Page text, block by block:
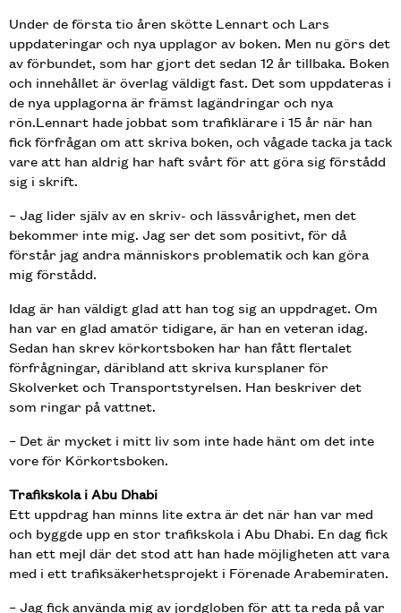
Under de första tio åren skötte Lennart och Lars
uppdateringar och nya upplagor av boken. Men nu görs det
av förbundet, som har gjort det sedan 12 år tillbaka. Boken
och innehållet är överlag väldigt fast. Det som uppdateras i
de nya upplagorna är främst lagändringar och nya
rön.Lennart hade jobbat som trafiklärare i 15 år när han
fick förfrågan om att skriva boken, och vågade tacka ja tack
vare att han aldrig har haft svårt för att göra sig förstådd
sig i skrift.
– Jag lider själv av en skriv- och lässvårighet, men det
bekommer inte mig. Jag ser det som positivt, för då
förstår jag andra människors problematik och kan göra
mig förstådd.
Idag är han väldigt glad att han tog sig an uppdraget. Om
han var en glad amatör tidigare, är han en veteran idag.
Sedan han skrev körkortsboken har han fått flertalet
förfrågningar, däribland att skriva kursplaner för
Skolverket och Transportstyrelsen. Han beskriver det
som ringar på vattnet.
– Det är mycket i mitt liv som inte hade hänt om det inte
vore för Körkortsboken.
Trafikskola i Abu Dhabi
Ett uppdrag han minns lite extra är det när han var med
och byggde upp en stor trafikskola i Abu Dhabi. En dag fick
han ett mejl där det stod att han hade möjligheten att vara
med i ett trafiksäkerhetsprojekt i Förenade Arabemiraten.
– Jag fick använda mig av jordgloben för att ta reda på var